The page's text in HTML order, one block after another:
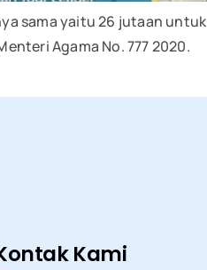
sama yaitu 26 jutaan untuk
Agama No. 777 2020.
Kami